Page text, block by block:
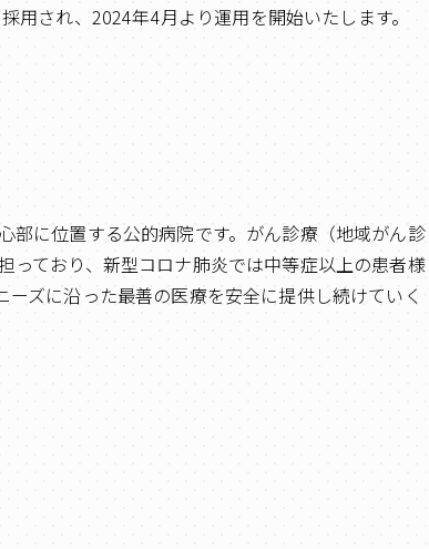
され、2024年4月より運用を開始いたします。
部に位置する公的病院です。がん診療（地域がん診
ており、新型コロナ肺炎では中等症以上の患者様
ズに沿った最善の医療を安全に提供し続けていく